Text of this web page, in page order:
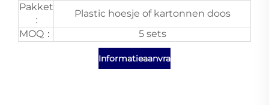
Pakket
:
Plastic hoesje of kartonnen doos
MOQ：
5 sets
Informatieaanvraag